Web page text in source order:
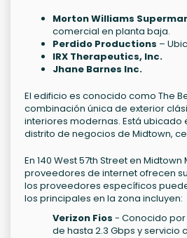
Morton Williams
comercial en planta baja.
Perdido Productions –
IRX Therapeutics, Inc.
Jhane Barnes Inc.
El edificio es conocido como The
combinación única de exterior
interiores modernas. Está ubicado
distrito de negocios de Midtown,
En 140 West 57th Street en
proveedores de internet ofrecen
los proveedores específicos
los principales en la zona incluyen:
Verizon Fios - Conocido
de hasta 2.3 Gbps y servicio